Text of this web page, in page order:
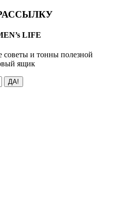
LIFE
советы и тонны полезной
ящик
ДА!